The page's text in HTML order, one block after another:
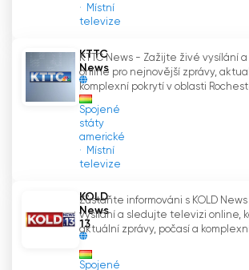
Místní
televize
KTTC
News
Spojené
státy
americké
Místní
televize
KTTC News - Zažijte živé vysílání
online pro nejnovější zprávy,
komplexní pokrytí v oblasti
KOLD
News
13
Spojené
Zůstaňte informováni s KOLD
vysílání a sledujte televizi online,
aktuální zprávy, počasí a